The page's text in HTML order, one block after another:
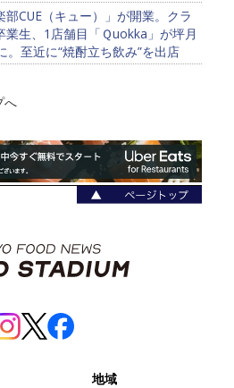
CUE（キュー）」が開業。クラ
業生、1店舗目「Ｑuokka」が坪月
至近に“焼酎立ち飲み”を出店
へ
地域